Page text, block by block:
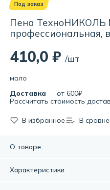
Под заказ
Пена ТехноНИКОЛЬ
профессиональная,
410,0 ₽ /шт
мало
Доставка — от 600₽
Рассчитать стоимость
В избранное В
О товаре
представляет собой
Характеристики